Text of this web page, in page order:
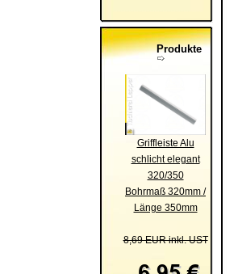
Produkte
Griffleiste Alu
schlicht elegant
320/350
Bohrmaß 320mm /
Länge 350mm
8,69 EUR inkl. UST